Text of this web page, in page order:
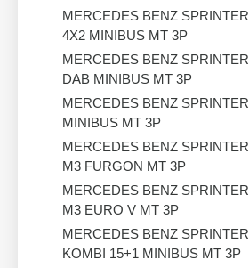
MERCEDES BENZ SPRINTER
4X2 MINIBUS MT 3P
MERCEDES BENZ SPRINTER
DAB MINIBUS MT 3P
MERCEDES BENZ SPRINTER
MINIBUS MT 3P
MERCEDES BENZ SPRINTER
M3 FURGON MT 3P
MERCEDES BENZ SPRINTER
M3 EURO V MT 3P
MERCEDES BENZ SPRINTER
KOMBI 15+1 MINIBUS MT 3P